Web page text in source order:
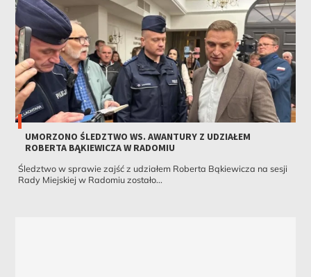
UMORZONO ŚLEDZTWO WS. AWANTURY Z UDZIAŁEM
ROBERTA BĄKIEWICZA W RADOMIU
Śledztwo w sprawie zajść z udziałem Roberta Bąkiewicza na sesji
Rady Miejskiej w Radomiu zostało...